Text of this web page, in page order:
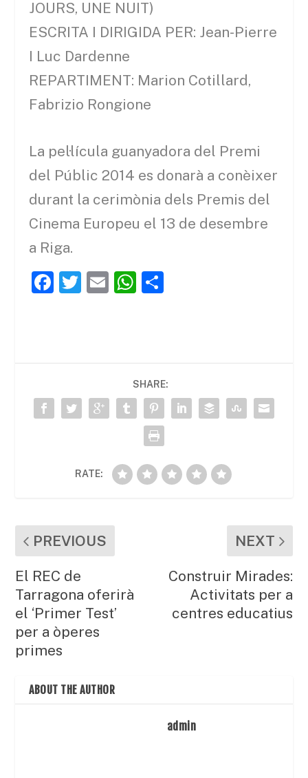
JOURS, UNE NUIT)
ESCRITA I DIRIGIDA PER: Jean-Pierre
I Luc Dardenne
REPARTIMENT: Marion Cotillard,
Fabrizio Rongione
La pel·lícula guanyadora del Premi
del Públic 2014 es donarà a conèixer
durant la cerimònia dels Premis del
Cinema Europeu el 13 de desembre
a Riga.
F
b
o
o
T
E
W
A
p
p
ar
te
ix
SHARE:
RATE:
PREVIOUS
El REC de
Tarragona oferirà
el ‘Primer Test’
per a òperes
primes
NEXT
Construir Mirades:
Activitats per a
centres educatius
ABOUT THE AUTHOR
admin